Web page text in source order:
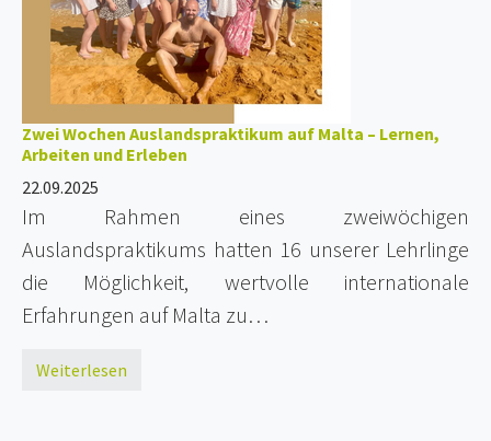
Zwei Wochen Auslandspraktikum auf Malta – Lernen,
Arbeiten und Erleben
22.09.2025
Im Rahmen eines zweiwöchigen
Auslandspraktikums hatten 16 unserer Lehrlinge
die Möglichkeit, wertvolle internationale
Erfahrungen auf Malta zu…
Weiterlesen